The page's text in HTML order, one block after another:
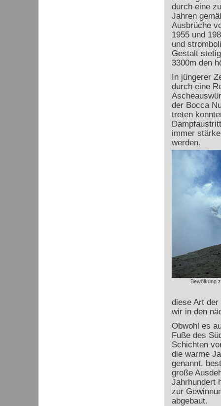
durch eine
Jahren
Ausbrüche
1955 und
und
Gestalt
3300m den
In jüngerer
durch eine
der Bocca
treten
immer
werden.
Bewölkung
diese Art der
wir in den
Obwohl es
Fuße des
Schichten
die warme
genannt,
große
Jahrhundert
zur
abgebaut.